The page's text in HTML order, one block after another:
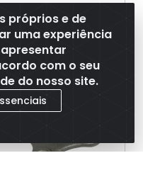
próprios e de
uma experiência
com o seu
do nosso site.